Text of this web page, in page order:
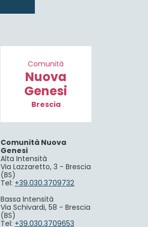
Comunità
Nuova
Genesi
Brescia
Comunità Nuova
Genesi
Alta Intensità
Via Lazzaretto, 3 - Brescia
(BS)
Tel: +39.030.3709732
Bassa Intensità
Via Schivardi, 58 - Brescia
(BS)
Tel: +39.030.3709653